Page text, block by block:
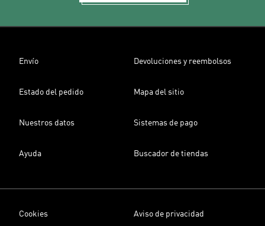
Envío Devoluciones y reembolsos
Estado del pedido Mapa del sitio
Nuestros datos Sistemas de pago
Ayuda Buscador de tiendas
Cookies Aviso de privacidad